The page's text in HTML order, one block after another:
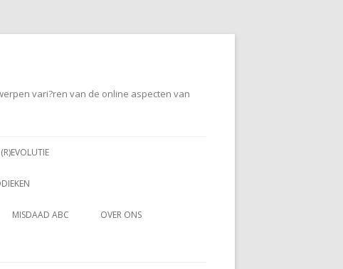
vari?ren van de online aspecten van
MISDAAD ABC OVER ONS